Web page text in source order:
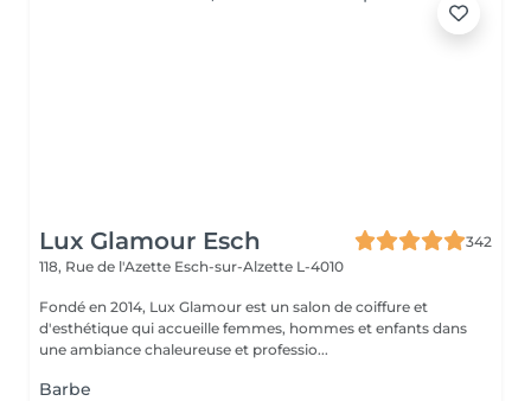
Lux Glamour Esch
342
118, Rue de l'Azette Esch-sur-Alzette L-4010
Fondé en 2014, Lux Glamour est un salon de coiffure et
d'esthétique qui accueille femmes, hommes et enfants dans
une ambiance chaleureuse et professio...
Barbe